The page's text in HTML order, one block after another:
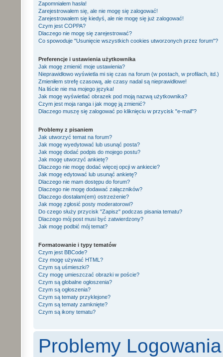
Zapomniałem hasła!
Zarejestrowałem się, ale nie mogę się zalogować!
Zarejestrowałem się kiedyś, ale nie mogę się już zalogować!
Czym jest COPPA?
Dlaczego nie mogę się zarejestrować?
Co spowoduje "Usunięcie wszystkich cookies utworzonych przez forum"?
Preferencje i ustawienia użytkownika
Jak mogę zmienić moje ustawienia?
Nieprawidłowo wyświetla mi się czas na forum (w postach, w profilach, itd.)
Zmieniłem strefę czasową, ale czasy nadal są nieprawidłowe!
Na liście nie ma mojego języka!
Jak mogę wyświetlać obrazek pod moją nazwą użytkownika?
Czym jest moja ranga i jak mogę ją zmienić?
Dlaczego muszę się zalogować po kliknięciu w przycisk "e-mail"?
Problemy z pisaniem
Jak utworzyć temat na forum?
Jak mogę wyedytować lub usunąć posta?
Jak mogę dodać podpis do mojego postu?
Jak mogę utworzyć ankietę?
Dlaczego nie mogę dodać więcej opcji w ankiecie?
Jak mogę edytować lub usunąć ankietę?
Dlaczego nie mam dostępu do forum?
Dlaczego nie mogę dodawać załączników?
Dlaczego dostałam(em) ostrzeżenie?
Jak mogę zgłosić posty moderatorowi?
Do czego służy przycisk "Zapisz" podczas pisania tematu?
Dlaczego mój post musi być zatwierdzony?
Jak mogę podbić mój temat?
Formatowanie i typy tematów
Czym jest BBCode?
Czy mogę używać HTML?
Czym są uśmieszki?
Czy mogę umieszczać obrazki w poście?
Czym są globalne ogłoszenia?
Czym są ogłoszenia?
Czym są tematy przyklejone?
Czym są tematy zamknięte?
Czym są ikony tematu?
Problemy